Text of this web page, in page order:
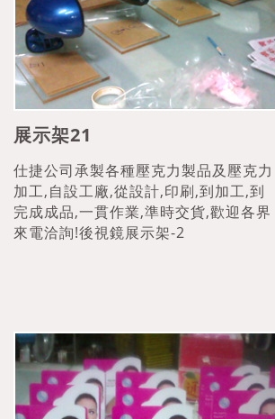
展示架21
仕捷公司承製各種壓克力製品及壓克力
加工,自設工廠,從設計,印刷,到加工,到
完成成品,一貫作業,準時交貨,歡迎各界
來電洽詢!後視鏡展示架-2